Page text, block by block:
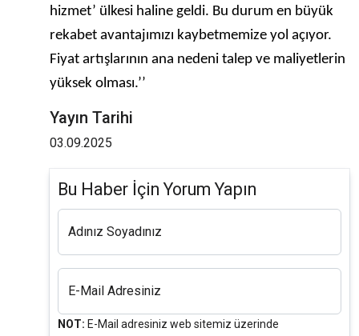
hizmet’ ülkesi haline geldi. Bu durum en büyük
rekabet avantajımızı kaybetmemize yol açıyor.
Fiyat artışlarının ana nedeni talep ve maliyetlerin
yüksek olması.’’
Yayın Tarihi
03.09.2025
Bu Haber İçin Yorum Yapın
Adınız Soyadınız
E-Mail Adresiniz
NOT: E-Mail adresiniz web sitemiz üzerinde